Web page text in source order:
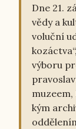
Dne 21.
vědy a
vo­luč­ní
výboru
kým